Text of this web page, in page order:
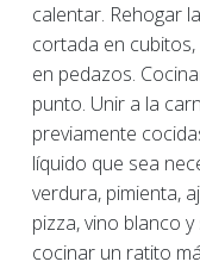
calentar. Rehogar
cortada en
en pedazos.
punto. Unir a la
previamente
líquido que sea
verdura, pimienta,
pizza, vino blanco
cocinar un ratito